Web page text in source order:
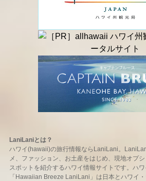
LaniLaniとは？
ハワイ(hawaii)の旅行情報ならLaniLani。
メ、ファッション、お土産をはじめ、現地オプ
スポットを紹介するハワイ情報サイトです。ハ
「Hawaiian Breeze LaniLani」は日本とハワイ